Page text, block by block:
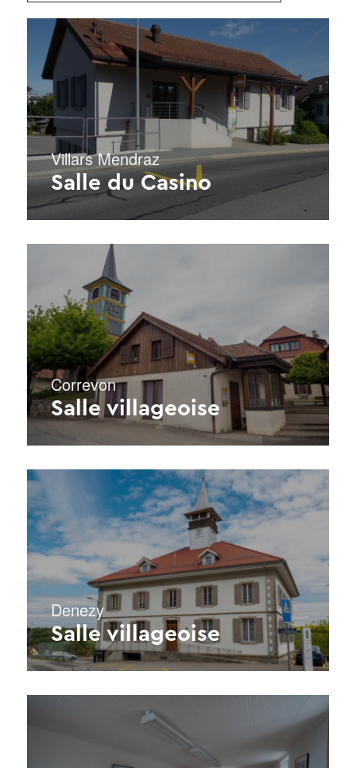
Villars Mendraz
Salle du Casino
Correvon
Salle villageoise
Denezy
Salle villageoise